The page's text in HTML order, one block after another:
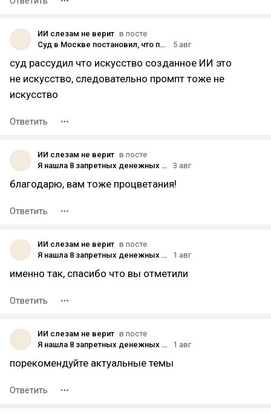
ИИ слезам не верит в посте
Суд в Москве постановил, что промпты официально не являются творчеством. Теперь ИИ-картинки можно воровать?
5 авг
суд рассудил что искусство созданное ИИ это
не искусство, следовательно промпт тоже не
искусство
Ответить
ИИ слезам не верит в посте
Я нашла 8 запретных денежных промптов для ChatGPT. Кажется, финансовый ящик Пандоры официально открыт
3 авг
благодарю, вам тоже процветания!
Ответить
ИИ слезам не верит в посте
Я нашла 8 запретных денежных промптов для ChatGPT. Кажется, финансовый ящик Пандоры официально открыт
1 авг
именно так, спасибо что вы отметили
Ответить
ИИ слезам не верит в посте
Я нашла 8 запретных денежных промптов для ChatGPT. Кажется, финансовый ящик Пандоры официально открыт
1 авг
порекомендуйте актуальные темы
Ответить